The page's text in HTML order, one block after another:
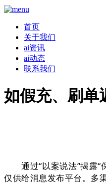
首页
关于我们
ai资讯
ai动态
联系我们
如假充、刷单
通过“以案说法”揭露“
仅供给消息发布平台。多